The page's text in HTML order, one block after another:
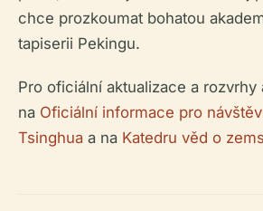
chce prozkoumat bohatou
tapiserii Pekingu.
Pro oficiální aktualizace a
na Oficiální informace pro
Tsinghua a na Katedru věd o